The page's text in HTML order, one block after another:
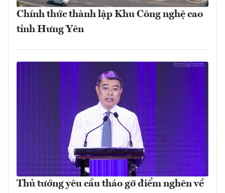
Chính thức thành lập Khu Công nghệ cao
tỉnh Hưng Yên
Thủ tướng yêu cầu tháo gỡ điểm nghẽn về